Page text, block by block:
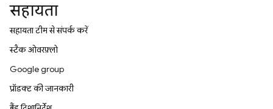
सहायता
सहायता टीम से संपर्क करें
स्टैक ओवरफ़्लो
Google group
प्रॉडक्ट की जानकारी